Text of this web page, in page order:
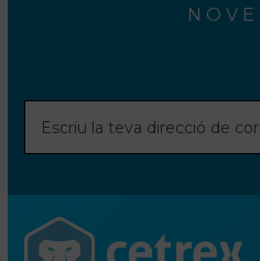
teva
correu
electrònic